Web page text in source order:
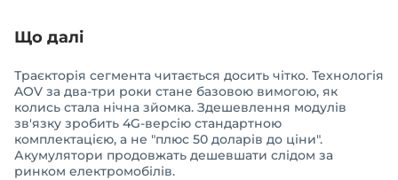
Що далі
Траєкторія сегмента читається досить чітко. Технологія
AOV за два-три роки стане базовою вимогою, як
колись стала нічна зйомка. Здешевлення модулів
зв'язку зробить 4G-версію стандартною
комплектацією, а не "плюс 50 доларів до ціни".
Акумулятори продовжать дешевшати слідом за
ринком електромобілів.